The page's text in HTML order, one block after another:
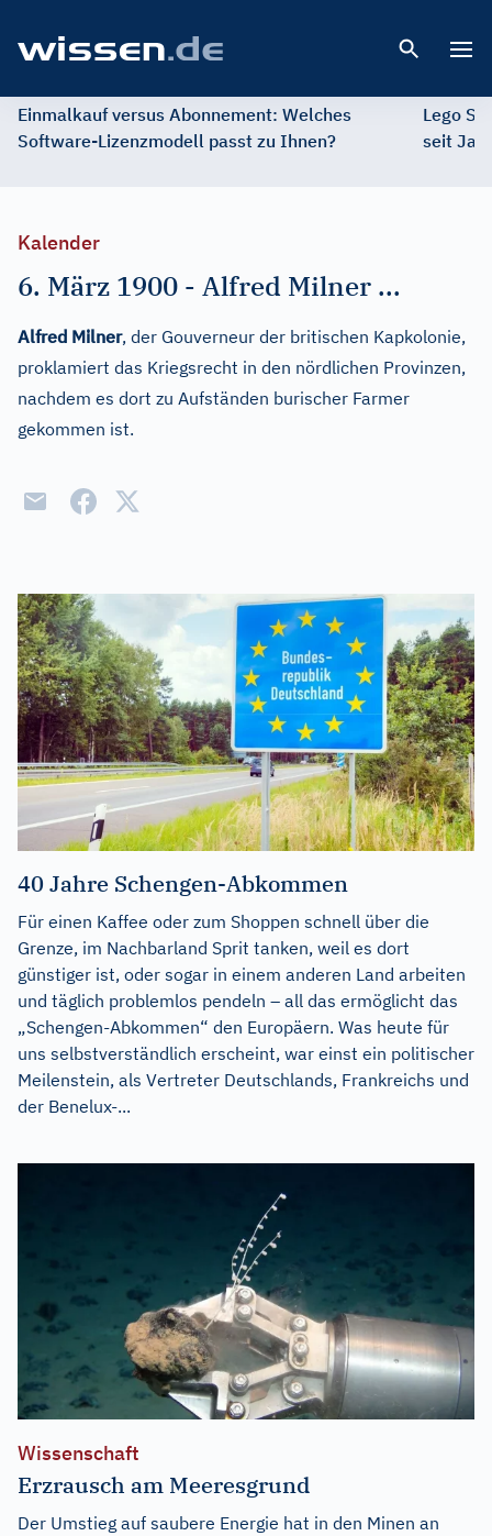
Einmalkauf versus Abonnement: Welches
Software-Lizenzmodell passt zu Ihnen?
Lego
seit
Kalender
6. März 1900 - Alfred Milner ...
Alfred Milner, der Gouverneur der britischen Kapkolonie,
proklamiert das Kriegsrecht in den nördlichen Provinzen,
nachdem es dort zu Aufständen burischer Farmer
gekommen ist.
40 Jahre Schengen-Abkommen
Für einen Kaffee oder zum Shoppen schnell über die
Grenze, im Nachbarland Sprit tanken, weil es dort
günstiger ist, oder sogar in einem anderen Land arbeiten
und täglich problemlos pendeln – all das ermöglicht das
„Schengen-Abkommen“ den Europäern. Was heute für
uns selbstverständlich erscheint, war einst ein politischer
Meilenstein, als Vertreter Deutschlands, Frankreichs und
der Benelux-...
Wissenschaft
Erzrausch am Meeresgrund
Der Umstieg auf saubere Energie hat in den Minen an